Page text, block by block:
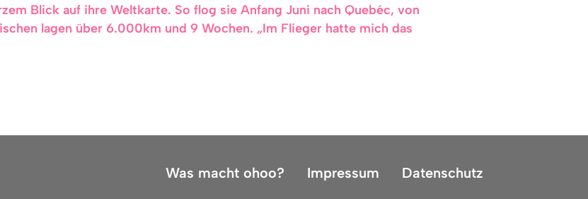
Blick auf ihre Weltkarte. So flog sie Anfang Juni nach Quebéc, von
lagen über 6.000km und 9 Wochen. „Im Flieger hatte mich das
Was macht ohoo? Impressum Datenschutz